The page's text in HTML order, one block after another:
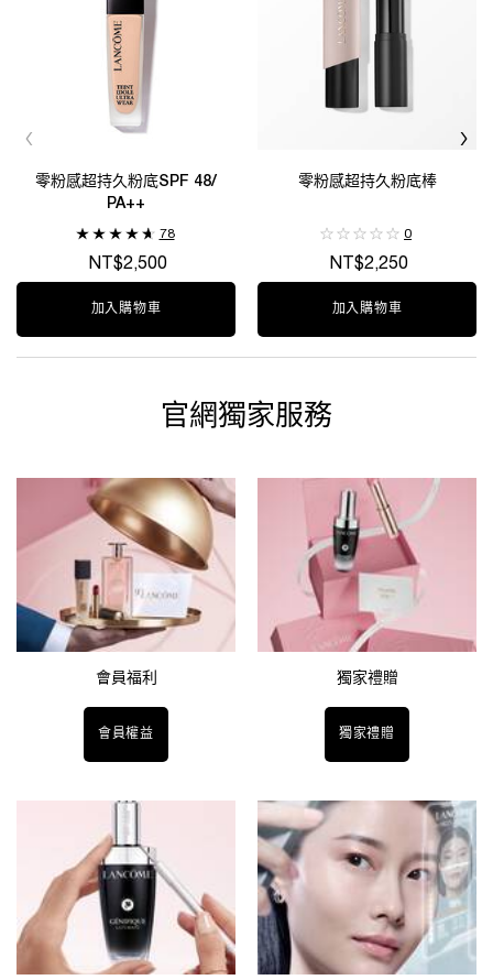
零粉感超持久粉底SPF 48/
PA++
78
NT$2,500
加入購物車 零粉感超持久粉底SPF 48/ PA++
零粉感超持久粉底棒
0
NT$2,250
加入購物車
官網獨家服務
會員福利​
會員權益
獨家禮贈
獨家禮贈